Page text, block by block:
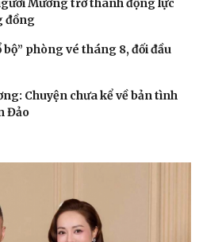
Podcast
Câu chuyện thời sự
Đọc truyện đêm khuya
đồng
phòng vé tháng 8, đối đầu
Chuyện chưa kể về bản tình
Đảo